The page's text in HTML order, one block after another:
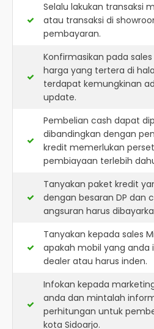
Selalu lakukan transaksi
atau transaksi di
pembayaran.
Konfirmasikan pada
harga yang tertera di
terdapat kemungkinan
update.
Pembelian cash dapat
dibandingkan dengan
kredit memerlukan
pembiayaan terlebih
Tanyakan paket kredit
dengan besaran DP dan
angsuran harus
Tanyakan kepada sales
apakah mobil yang anda
dealer atau harus inden.
Infokan kepada
anda dan mintalah
perhitungan untuk
kota Sidoarjo.